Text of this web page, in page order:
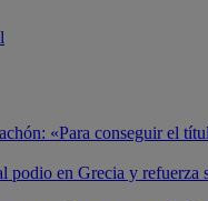
«Para conseguir el
podio en Grecia y refuerza